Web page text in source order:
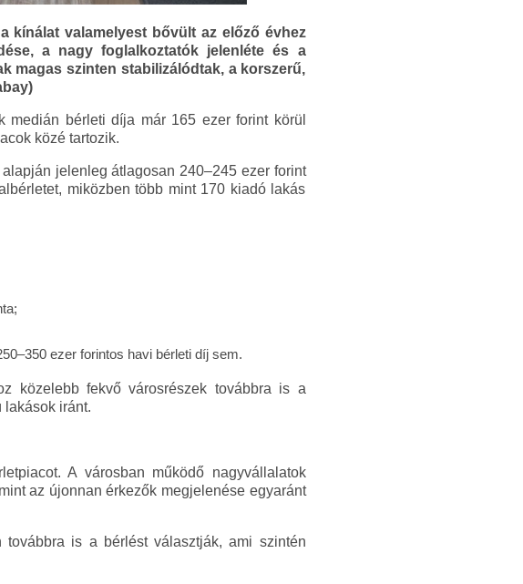
kínálat valamelyest bővült az előző évhez
a nagy foglalkoztatók jelenléte és a
magas szinten stabilizálódtak, a korszerű,
bérleti díja már 165 ezer forint körül
közé tartozik.
jelenleg átlagosan 240–245 ezer forint
miközben több mint 170 kiadó lakás
ezer forintos havi bérleti díj sem.
közelebb fekvő városrészek továbbra is a
lakások iránt.
A városban működő nagyvállalatok
az újonnan érkezők megjelenése egyaránt
is a bérlést választják, ami szintén